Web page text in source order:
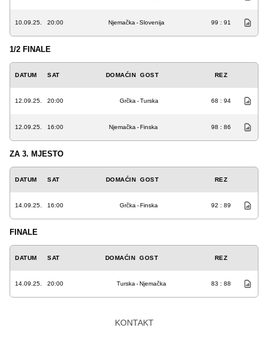
10.09.25. 20:00 Njemačka -Slovenija 99 : 91
1/2 FINALE
DATUM SAT DOMAĆIN GOST REZ
12.09.25. 20:00 Grčka -Turska 68 : 94
12.09.25. 16:00 Njemačka -Finska 98 : 86
ZA 3. MJESTO
DATUM SAT DOMAĆIN GOST REZ
14.09.25. 16:00 Grčka -Finska 92 : 89
FINALE
DATUM SAT DOMAĆIN GOST REZ
14.09.25. 20:00 Turska -Njemačka 83 : 88
KONTAKT